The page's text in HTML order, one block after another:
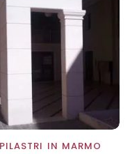
PILASTRI IN MARMO